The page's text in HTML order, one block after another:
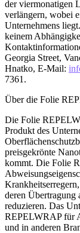
der viermonatigen
verlängern, wobei
Unternehmens
keinem
Georgia Street,
Hnatko, E-Mail:
7361.
Über die Folie
Die Folie
Produkt des
preisgekrönte
kommt. Die Folie
deren Übertragung
reduzieren. Das
REPELWRAP für
und in anderen